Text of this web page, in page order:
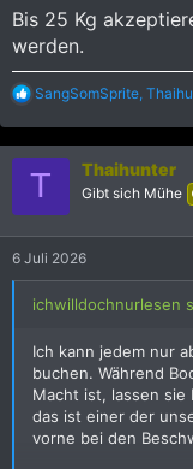
Bis 25 Kg
werden.
R
a
k
n
:
SangSomSprite
T Thaihunter
Gibt sich Mühe
6 Juli 2026
ichwilldochnurlesen
Ich kann jedem nur
buchen. Während
Macht ist, lassen
das ist einer der
vorne bei den